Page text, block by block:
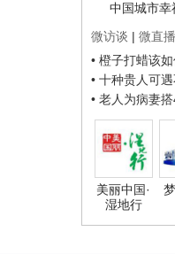
中国城市幸
微访谈 | 微直播
• 橙子打蜡该如
• 十种贵人可
• 老人为病妻
美丽中国·
湿地行